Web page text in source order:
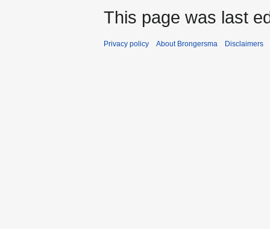
This page was last
Privacy policy About Brongersma Disclaimers